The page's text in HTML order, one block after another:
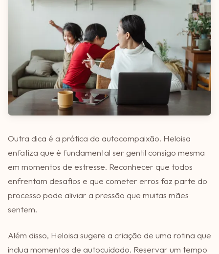
Outra dica é a prática da autocompaixão. Heloisa
enfatiza que é fundamental ser gentil consigo mesma
em momentos de estresse. Reconhecer que todos
enfrentam desafios e que cometer erros faz parte do
processo pode aliviar a pressão que muitas mães
sentem.
Além disso, Heloisa sugere a criação de uma rotina que
inclua momentos de autocuidado. Reservar um tempo